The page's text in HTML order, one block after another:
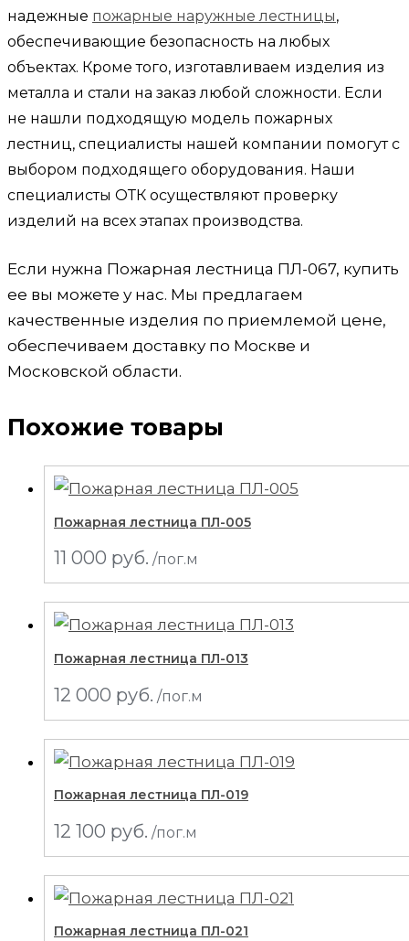
надежные пожарные наружные лестницы,
обеспечивающие безопасность на любых
объектах. Кроме того, изготавливаем изделия из
металла и стали на заказ любой сложности. Если
не нашли подходящую модель пожарных
лестниц, специалисты нашей компании помогут с
выбором подходящего оборудования. Наши
специалисты ОТК осуществляют проверку
изделий на всех этапах производства.
Если нужна Пожарная лестница ПЛ-067, купить
ее вы можете у нас. Мы предлагаем
качественные изделия по приемлемой цене,
обеспечиваем доставку по Москве и
Московской области.
Похожие товары
Пожарная лестница ПЛ-005
11 000 руб. /пог.м
Пожарная лестница ПЛ-013
12 000 руб. /пог.м
Пожарная лестница ПЛ-019
12 100 руб. /пог.м
Пожарная лестница ПЛ-021